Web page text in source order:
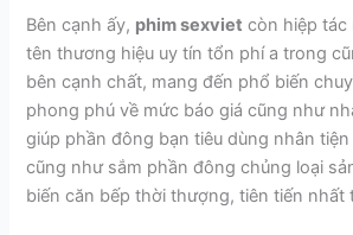
Bên cạnh ấy, phim sexviet còn hiệp tác
tên thương hiệu uy tín tổn phí a trong
bên cạnh chất, mang đến phổ biến
phong phú về mức báo giá cũng như
giúp phần đông bạn tiêu dùng nhân
cũng như sắm phần đông chủng loại
biến căn bếp thời thượng, tiên tiến nhất